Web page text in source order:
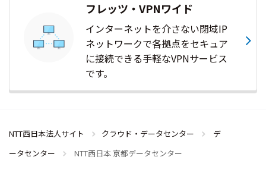
フレッツ・VPNワイド
インターネットを介さない閉域IP
ネットワークで各拠点をセキュア
に接続できる手軽なVPNサービス
です。
NTT西日本法人サイト クラウド・データセンター
デ
ータセンター
NTT西日本 京都データセンター